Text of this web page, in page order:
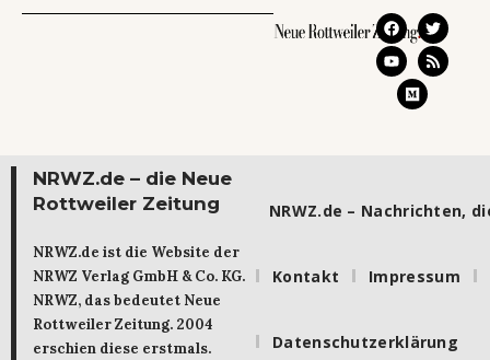
NRWZ.de – die Neue
Rottweiler Zeitung
NRWZ.de ist die Website der
NRWZ Verlag GmbH & Co. KG.
NRWZ, das bedeutet Neue
Rottweiler Zeitung. 2004
erschien diese erstmals.
NRWZ.de – Nachrichten,
Kontakt Impressum
Datenschutzerklärung